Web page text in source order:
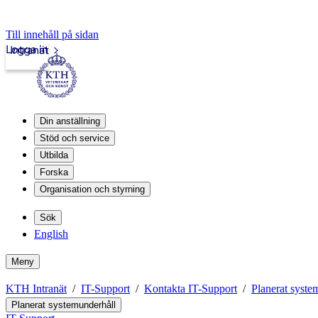
Till innehåll på sidan
Intranät
Logga in
Din anställning
Stöd och service
Utbilda
Forska
Organisation och styrning
Sök
English
Meny
KTH Intranät IT-Support Kontakta IT-Support Planerat
Planerat systemunderhåll